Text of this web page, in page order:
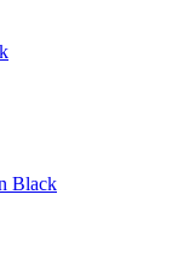
Black